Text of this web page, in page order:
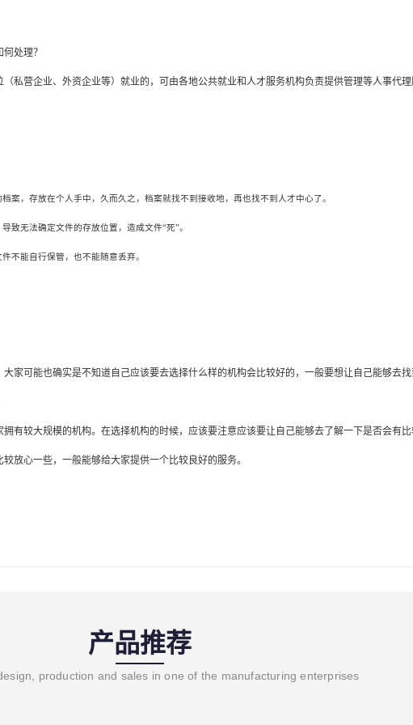
处理？
私营企业、外资企业等）就业的，可由各地公共就业和人才服务机构负责提供管理等人事代理
案，存放在个人手中，久而久之，档案就找不到接收地，再也找不到人才中心了。
致无法确定文件的存放位置，造成文件“死”。
不能自行保管，也不能随意丢弃。
家可能也确实是不知道自己应该要去选择什么样的机构会比较好的，一般要想让自己能够去
有较大规模的机构。在选择机构的时候，应该要注意应该要让自己能够去了解一下是否会有
放心一些，一般能够给大家提供一个比较良好的服务。
产品推荐
production and sales in one of the manufacturing enterprises